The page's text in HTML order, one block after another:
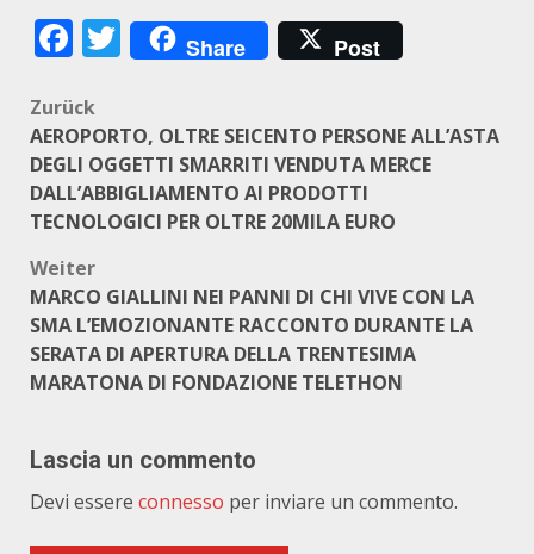
Facebook
Twitter
Share Post
Beitragsnavigation
Zurück
AEROPORTO, OLTRE SEICENTO PERSONE ALL’ASTA
DEGLI OGGETTI SMARRITI VENDUTA MERCE
DALL’ABBIGLIAMENTO AI PRODOTTI
TECNOLOGICI PER OLTRE 20MILA EURO
Weiter
MARCO GIALLINI NEI PANNI DI CHI VIVE CON LA
SMA L’EMOZIONANTE RACCONTO DURANTE LA
SERATA DI APERTURA DELLA TRENTESIMA
MARATONA DI FONDAZIONE TELETHON
Lascia un commento
Devi essere connesso per inviare un commento.